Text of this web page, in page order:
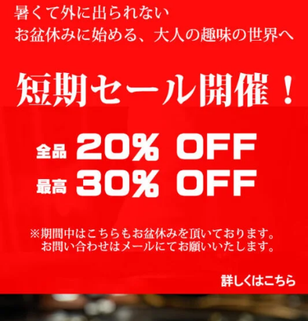
し
た。
で
す。